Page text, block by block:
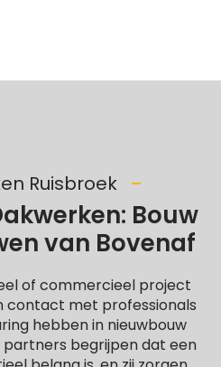
Ruisbroek
Bouw
van Bovenaf
of commercieel project
contact met professionals
hebben in nieuwbouw
begrijpen dat een